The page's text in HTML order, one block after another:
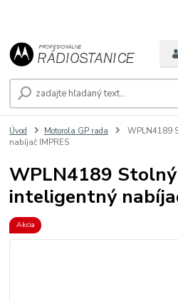
Úvod Motorola GP rada
WPLN4189
nabíjač IMPRES
WPLN4189
inteligentný
Akcia